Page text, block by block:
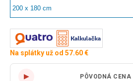
Na splátky už od 57.60 €
▶ PÔVODNÁ CENA